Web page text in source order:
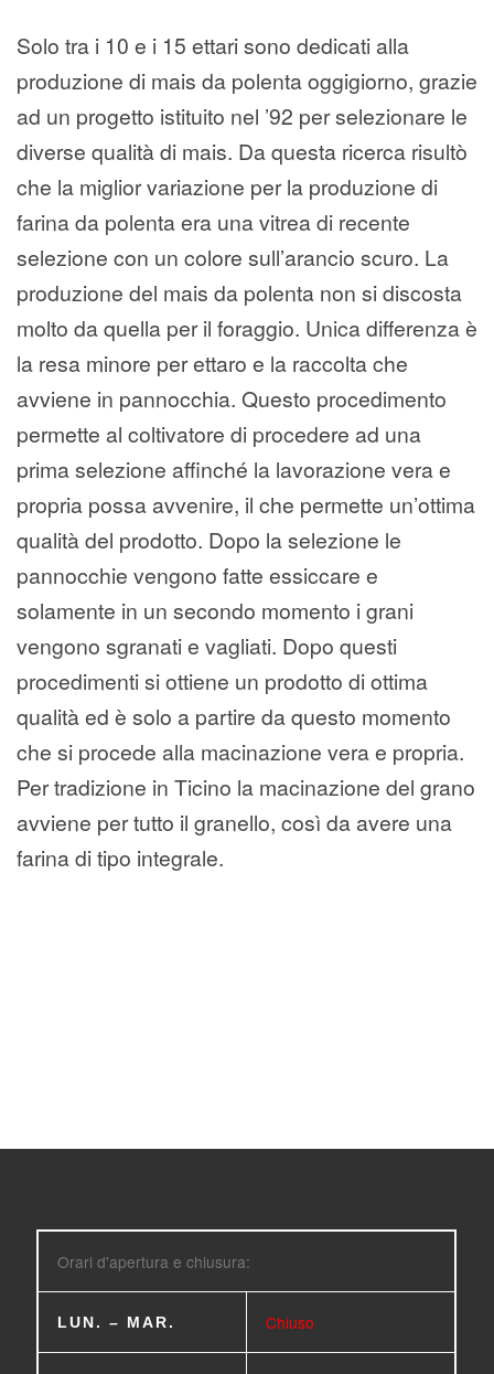
Solo tra i 10 e i 15 ettari sono dedicati alla
produzione di mais da polenta oggigiorno, grazie
ad un progetto istituito nel ’92 per selezionare le
diverse qualità di mais. Da questa ricerca risultò
che la miglior variazione per la produzione di
farina da polenta era una vitrea di recente
selezione con un colore sull’arancio scuro. La
produzione del mais da polenta non si discosta
molto da quella per il foraggio. Unica differenza è
la resa minore per ettaro e la raccolta che
avviene in pannocchia. Questo procedimento
permette al coltivatore di procedere ad una
prima selezione affinché la lavorazione vera e
propria possa avvenire, il che permette un’ottima
qualità del prodotto. Dopo la selezione le
pannocchie vengono fatte essiccare e
solamente in un secondo momento i grani
vengono sgranati e vagliati. Dopo questi
procedimenti si ottiene un prodotto di ottima
qualità ed è solo a partire da questo momento
che si procede alla macinazione vera e propria.
Per tradizione in Ticino la macinazione del grano
avviene per tutto il granello, così da avere una
farina di tipo integrale.
Orari d'apertura e chiusura:
LUN. – MAR. Chiuso